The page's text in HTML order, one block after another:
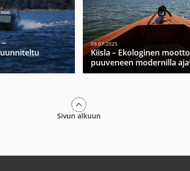
09.07.2025
Kiisla – Ekologinen
puuveneen modernilla
Sivun alkuun